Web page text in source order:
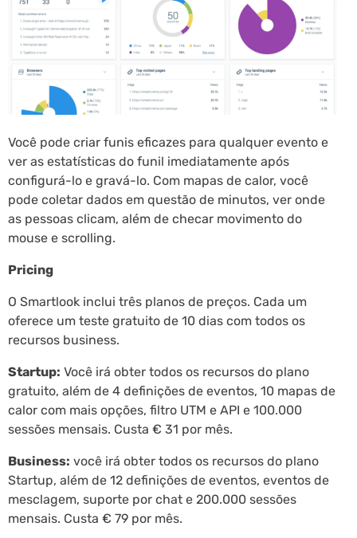
Você pode criar funis eficazes para qualquer evento e
ver as estatísticas do funil imediatamente após
configurá-lo e gravá-lo. Com mapas de calor, você
pode coletar dados em questão de minutos, ver onde
as pessoas clicam, além de checar movimento do
mouse e scrolling.
Pricing
O Smartlook inclui três planos de preços. Cada um
oferece um teste gratuito de 10 dias com todos os
recursos business.
Startup: Você irá obter todos os recursos do plano
gratuito, além de 4 definições de eventos, 10 mapas de
calor com mais opções, filtro UTM e API e 100.000
sessões mensais. Custa € 31 por mês.
Business: você irá obter todos os recursos do plano
Startup, além de 12 definições de eventos, eventos de
mesclagem, suporte por chat e 200.000 sessões
mensais. Custa € 79 por mês.